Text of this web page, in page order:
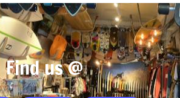
Find us @